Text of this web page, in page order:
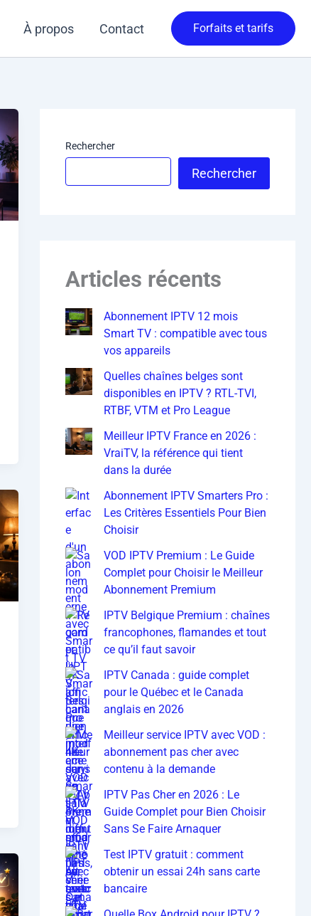
À propos Contact Forfaits et tarifs
Rechercher
Rechercher
Articles récents
Abonnement IPTV 12 mois
Smart TV : compatible avec tous
vos appareils
Quelles chaînes belges sont
disponibles en IPTV ? RTL-TVI,
RTBF, VTM et Pro League
Meilleur IPTV France en 2026 :
VraiTV, la référence qui tient
dans la durée
Abonnement IPTV Smarters Pro :
Les Critères Essentiels Pour Bien
Choisir
VOD IPTV Premium : Le Guide
Complet pour Choisir le Meilleur
Abonnement Premium
IPTV Belgique Premium : chaînes
francophones, flamandes et tout
ce qu’il faut savoir
IPTV Canada : guide complet
pour le Québec et le Canada
anglais en 2026
Meilleur service IPTV avec VOD :
abonnement pas cher avec
contenu à la demande
IPTV Pas Cher en 2026 : Le
Guide Complet pour Bien Choisir
Sans Se Faire Arnaquer
Test IPTV gratuit : comment
obtenir un essai 24h sans carte
bancaire